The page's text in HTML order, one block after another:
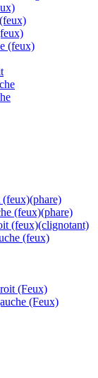
(feux)
(feux)(phare)
(feux)(clignotant)
(feux)
(Feux)
(Feux)